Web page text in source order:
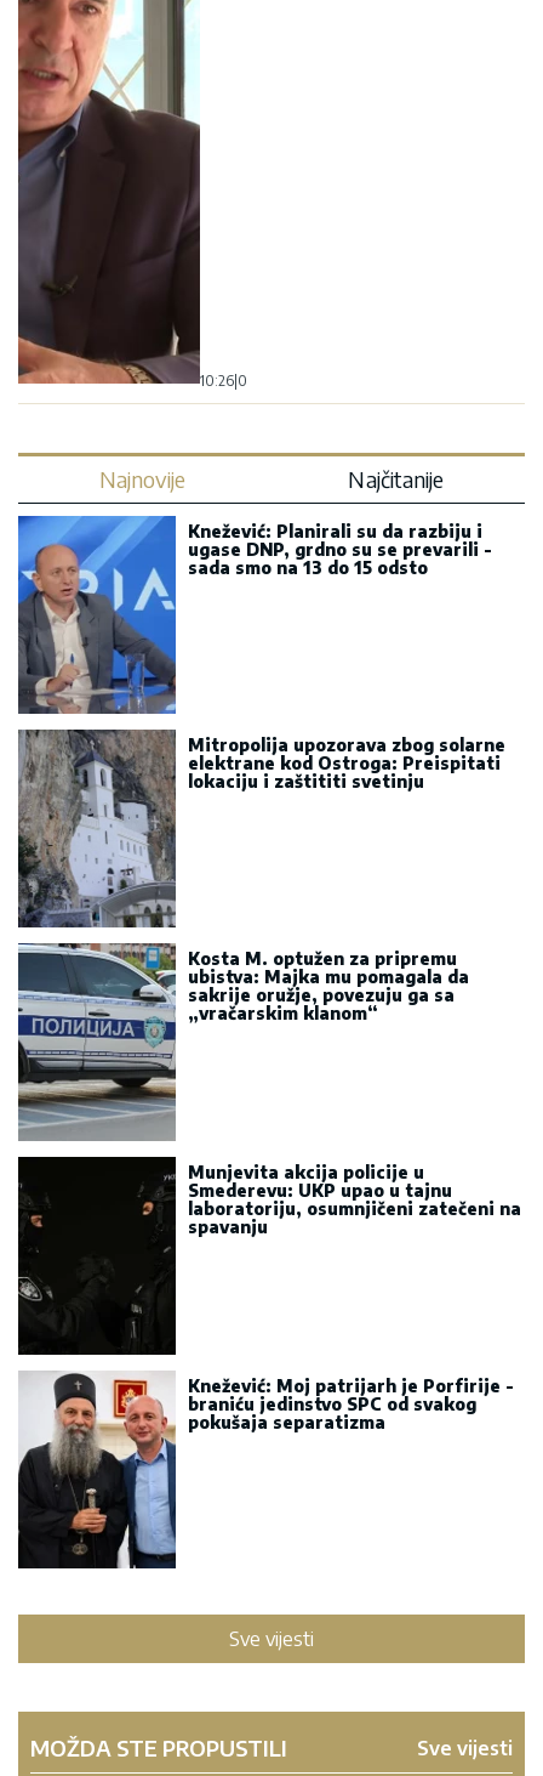
10:26|0
Najnovije Najčitanije
Knežević: Planirali su da razbiju i
ugase DNP, grdno su se prevarili -
sada smo na 13 do 15 odsto
Mitropolija upozorava zbog solarne
elektrane kod Ostroga: Preispitati
lokaciju i zaštititi svetinju
Kosta M. optužen za pripremu
ubistva: Majka mu pomagala da
sakrije oružje, povezuju ga sa
„vračarskim klanom“
Munjevita akcija policije u
Smederevu: UKP upao u tajnu
laboratoriju, osumnjičeni zatečeni na
spavanju
Knežević: Moj patrijarh je Porfirije -
braniću jedinstvo SPC od svakog
pokušaja separatizma
Sve vijesti
MOŽDA STE PROPUSTILI Sve vijesti